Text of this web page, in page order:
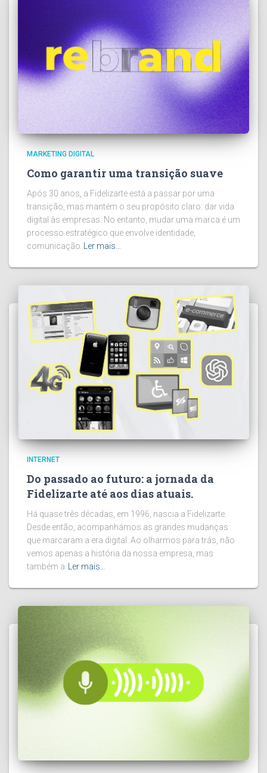
MARKETING DIGITAL
Como garantir uma transição suave
Após 30 anos, a Fidelizarte está a passar por uma
transição, mas mantém o seu propósito claro: dar vida
digital às empresas. No entanto, mudar uma marca é um
processo estratégico que envolve identidade,
comunicação
Ler mais…
INTERNET
Do passado ao futuro: a jornada da
Fidelizarte até aos dias atuais.
Há quase três décadas, em 1996, nascia a Fidelizarte.
Desde então, acompanhámos as grandes mudanças
que marcaram a era digital. Ao olharmos para trás, não
vemos apenas a história da nossa empresa, mas
também a Ler mais…